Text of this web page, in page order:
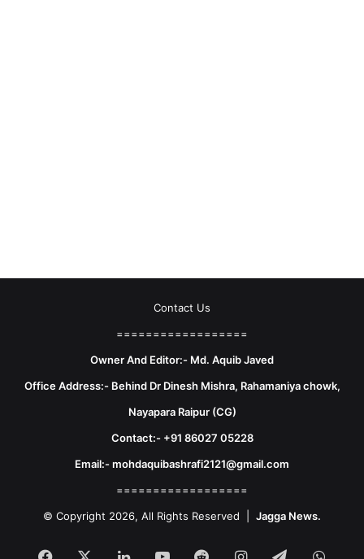
Contact Us
==================
Owner And Editor:- Md. Aquib Javed
Office Address:- Behind Dr Dinesh Mishra, Rahamaniya chowk,
Nayapara Raipur (CG)
Contact:- +91 86027 05228
Email:- mohdaquibashrafi2121@gmail.com
==================
© Copyright 2026, All Rights Reserved | Jagga News.
Facebook LinkedInYouTubeRedditInstagram
Telegram